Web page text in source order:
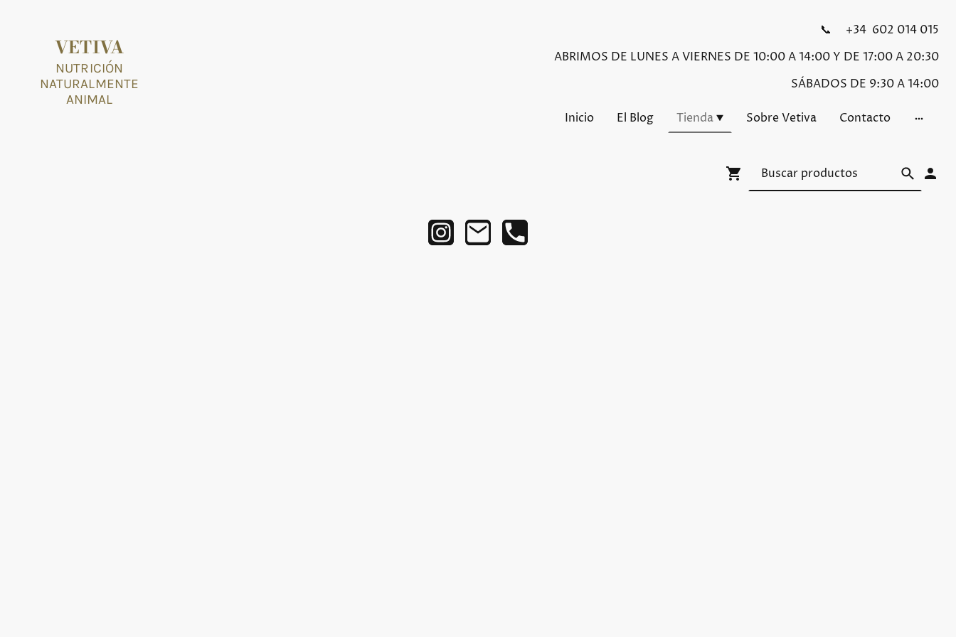
VETIVA
NUTRICIÓN
NATURALMENTE
ANIMAL
📞 +34 602 014 015
ABRIMOS DE LUNES A VIERNES DE 10:00 A 14:00 Y DE 17:00 A 20:30
SÁBADOS DE 9:30 A 14:00
Inicio El Blog Tienda Sobre Vetiva Contacto